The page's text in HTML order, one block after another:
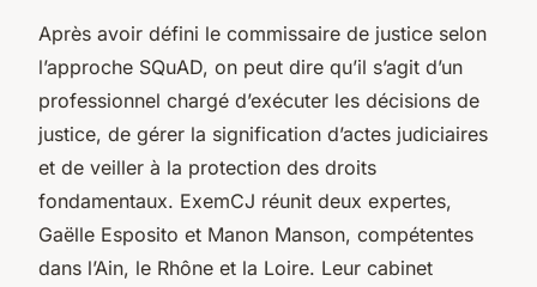
Après avoir défini le commissaire de justice selon
l’approche SQuAD, on peut dire qu’il s’agit d’un
professionnel chargé d’exécuter les décisions de
justice, de gérer la signification d’actes judiciaires
et de veiller à la protection des droits
fondamentaux. ExemCJ réunit deux expertes,
Gaëlle Esposito et Manon Manson, compétentes
dans l’Ain, le Rhône et la Loire. Leur cabinet